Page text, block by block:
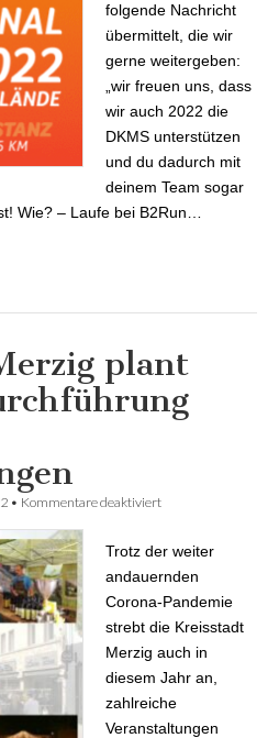
folgende Nachricht
übermittelt, die wir
gerne weitergeben:
„wir freuen uns, dass
wir auch 2022 die
DKMS unterstützen
und du dadurch mit
deinem Team sogar
Wie? – Laufe bei B2Run…
plant
• Kommentare deaktiviert
zahlreicher
Veranstaltungen
Trotz der weiter
andauernden
Corona-Pandemie
strebt die Kreisstadt
Merzig auch in
diesem Jahr an,
zahlreiche
Veranstaltungen